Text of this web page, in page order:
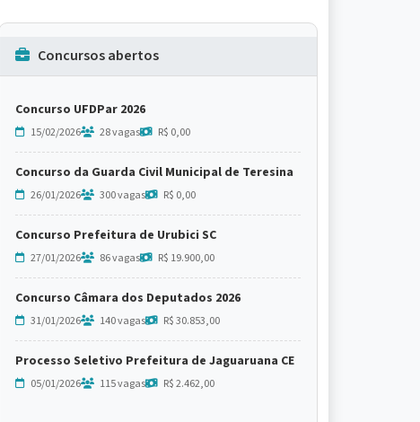
Concursos abertos
Concurso UFDPar 2026
15/02/2026 28 vagas R$ 0,00
Concurso da Guarda Civil Municipal de Teresina
26/01/2026 300 vagas R$ 0,00
Concurso Prefeitura de Urubici SC
27/01/2026 86 vagas R$ 19.900,00
Concurso Câmara dos Deputados 2026
31/01/2026 140 vagas R$ 30.853,00
Processo Seletivo Prefeitura de Jaguaruana CE
05/01/2026 115 vagas R$ 2.462,00